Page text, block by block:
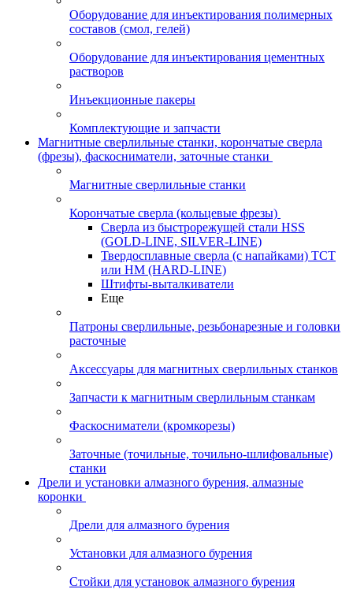
Оборудование для инъектирования полимерных
составов (смол, гелей)
Оборудование для инъектирования цементных
растворов
Инъекционные пакеры
Комплектующие и запчасти
Магнитные сверлильные станки, корончатые сверла
(фрезы), фаскосниматели, заточные станки
Магнитные сверлильные станки
Корончатые сверла (кольцевые фрезы)
Сверла из быстрорежущей стали HSS
(GOLD-LINE, SILVER-LINE)
Твердосплавные сверла (с напайками) ТСТ
или HM (HARD-LINE)
Штифты-выталкиватели
Еще
Патроны сверлильные, резьбонарезные и головки
расточные
Аксессуары для магнитных сверлильных станков
Запчасти к магнитным сверлильным станкам
Фаскосниматели (кромкорезы)
Заточные (точильные, точильно-шлифовальные)
станки
Дрели и установки алмазного бурения, алмазные
коронки
Дрели для алмазного бурения
Установки для алмазного бурения
Стойки для установок алмазного бурения